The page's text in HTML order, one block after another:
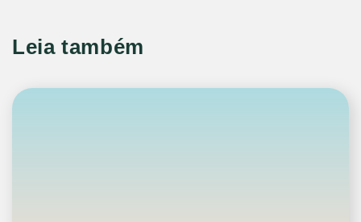
Leia também